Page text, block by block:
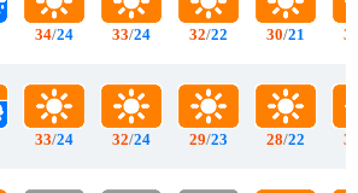
34/24
33/24
33/24
32/24
32/22
29/23
30/21
28/22